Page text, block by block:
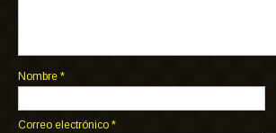
Nombre *
Correo electrónico *